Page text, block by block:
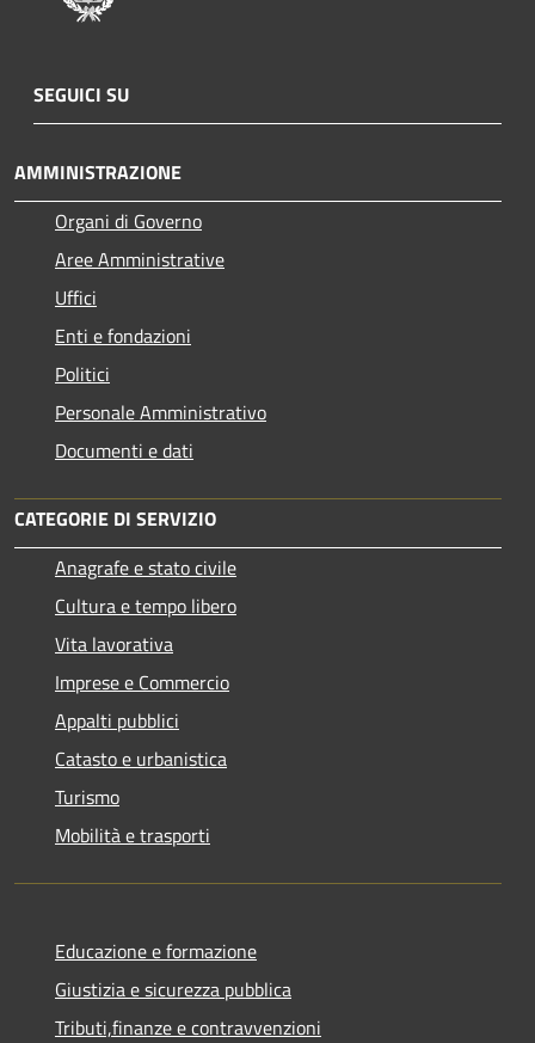
SEGUICI SU
AMMINISTRAZIONE
Organi di Governo
Aree Amministrative
Uffici
Enti e fondazioni
Politici
Personale Amministrativo
Documenti e dati
CATEGORIE DI SERVIZIO
Anagrafe e stato civile
Cultura e tempo libero
Vita lavorativa
Imprese e Commercio
Appalti pubblici
Catasto e urbanistica
Turismo
Mobilità e trasporti
Educazione e formazione
Giustizia e sicurezza pubblica
Tributi,finanze e contravvenzioni